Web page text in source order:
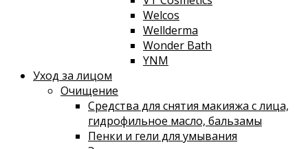
Welcos
Wellderma
Wonder Bath
YNM
Уход за лицом
Очищение
Средства для снятия макияжа с лица,
гидрофильное масло, бальзамы
Пенки и гели для умывания